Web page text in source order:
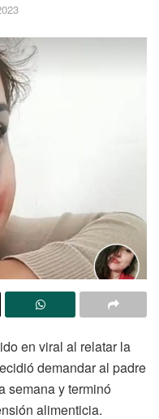
en viral al relatar la
demandar al padre
semana y terminó
alimenticia.